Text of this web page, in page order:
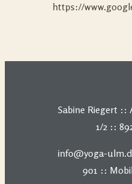
https://
Sabine Riegert ::
1/2 ::
info@yoga-
901 ::